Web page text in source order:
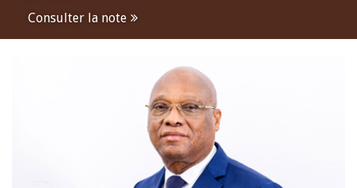
Consulter la note